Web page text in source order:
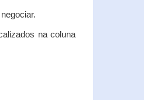
na coluna